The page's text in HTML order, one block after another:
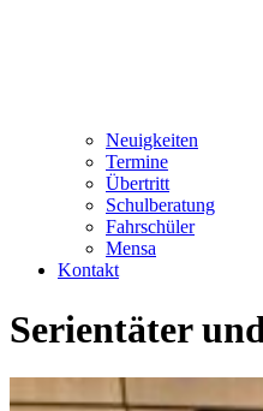
Neuigkeiten
Termine
Übertritt
Schulberatung
Fahrschüler
Mensa
Kontakt
Serientäter